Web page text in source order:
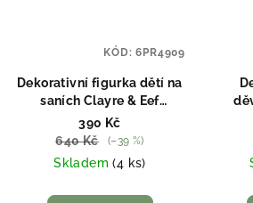
Dekorativní figurka dětí na
saních Clayre & Eef
6PR4909
390 Kč
640 Kč
(–39 %)
Skladem(4 ks)
KÓD:6PR4909